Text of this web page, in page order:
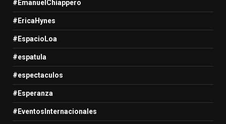
#EmanuelChiappero
#EricaHynes
#EspacioLoa
#espatula
#espectaculos
#Esperanza
#EventosInternacionales